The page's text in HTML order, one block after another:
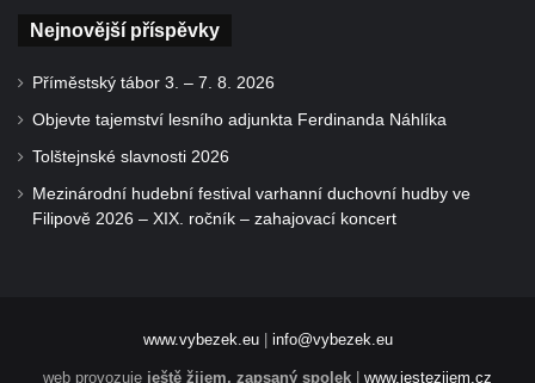
Nejnovější příspěvky
Příměstský tábor 3. – 7. 8. 2026
Objevte tajemství lesního adjunkta Ferdinanda Náhlíka
Tolštejnské slavnosti 2026
Mezinárodní hudební festival varhanní duchovní hudby ve
Filipově 2026 – XIX. ročník – zahajovací koncert
www.vybezek.eu| info@vybezek.eu
web provozuje ještě žijem, zapsaný spolek www.jestezijem.cz